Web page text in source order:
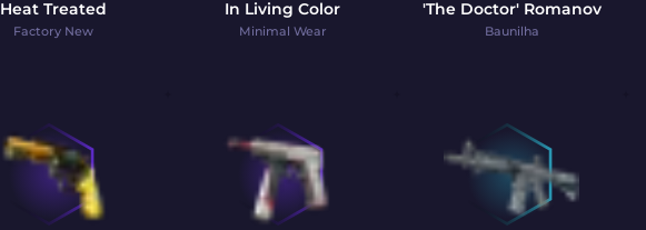
Heat Treated
Factory New
In Living Color
Minimal Wear
'The Doctor' Romanov
Baunilha